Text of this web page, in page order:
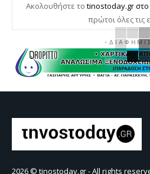
Ακολουθήστε το tinostoday.gr
πρώτοι όλες τις
- Δ Ι Α Φ Η Μ Ι
2026 © tinostoday.gr - All rights